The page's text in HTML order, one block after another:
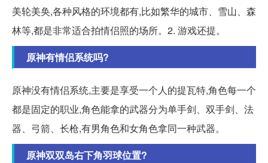
美轮美奂,各种风格的环境都有,比如繁华的城市、雪山、森
林等,都是非常适合拍情侣照的场所。2. 游戏还提。
原神有情侣系统吗?
原神没有情侣系统,主要是享受一个人的提瓦特,角色每一个
都是固定的职业,角色能拿的武器分为单手剑、双手剑、法
器、弓箭、长枪,有男角色和女角色拿同一种武器。
原神双双岛右下角羽球位置?